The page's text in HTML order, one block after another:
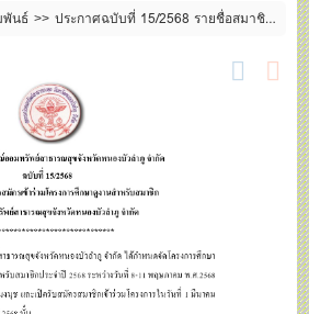
พันธ์
ประกาศฉบับที่ 15/2568 รายชื่อสมาชิก